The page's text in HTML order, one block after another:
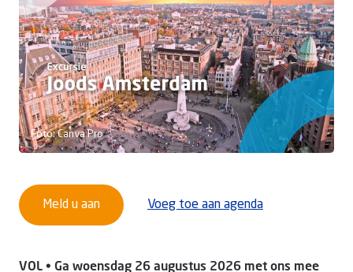
Doneer
Foto: Canva Pro
Meld u aan Voeg toe aan agenda
VOL • Ga woensdag 26 augustus 2026 met ons mee